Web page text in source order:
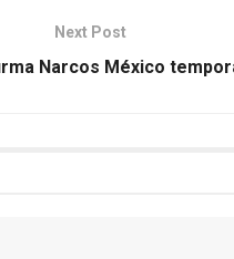
Next Post
Narcos México